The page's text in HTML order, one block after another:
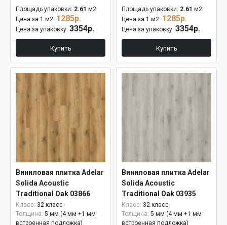
Площадь упаковки: 2.61 м2
Цена за 1 м2: 1285р.
Цена за упаковку: 3354р.
Купить
Площадь упаковки: 2.61 м2
Цена за 1 м2: 1285р.
Цена за упаковку: 3354р.
Купить
Виниловая плитка Adelar
Solida Acoustic
Traditional Oak 03866
Класс: 32 класс
Толщина: 5 мм (4 мм +1 мм
встроенная подложка)
Виниловая плитка Adelar
Solida Acoustic
Traditional Oak 03935
Класс: 32 класс
Толщина: 5 мм (4 мм +1 мм
встроенная подложка)